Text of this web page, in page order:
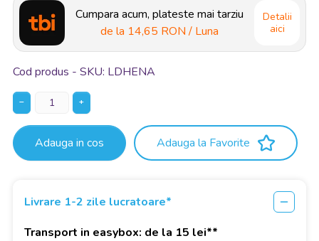
Cumpara acum, plateste mai tarziu
de la 14,65 RON / Luna
Detalii
aici
Cod produs - SKU LDHENA
− +
Adauga in cos Adauga la Favorite
Livrare 1-2 zile lucratoare*
Transport in easybox: de la 15 lei**